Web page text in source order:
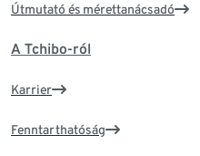
Útmutató és mérettanácsadó
A Tchibo-ról
Karrier
Fenntarthatóság